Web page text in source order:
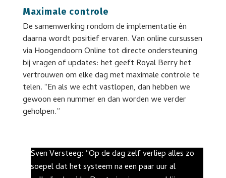
Maximale controle
De samenwerking rondom de implementatie én
daarna wordt positief ervaren. Van online cursussen
via Hoogendoorn Online tot directe ondersteuning
bij vragen of updates: het geeft Royal Berry het
vertrouwen om elke dag met maximale controle te
telen. “En als we echt vastlopen, dan hebben we
gewoon een nummer en dan worden we verder
geholpen.”
Sven Versteeg: “Op de dag zelf verliep alles zo
soepel dat het systeem na een paar uur al